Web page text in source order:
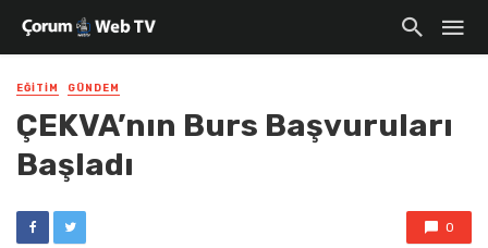
EĞITIM GÜNDEM
ÇEKVA’nın Burs Başvuruları
Başladı
0